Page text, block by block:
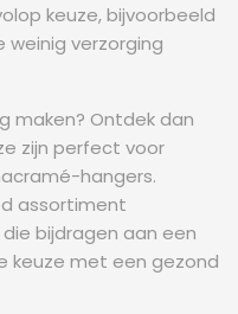
keuze, bijvoorbeeld
weinig verzorging
maken? Ontdek dan
zijn perfect voor
hangers.
assortiment
die bijdragen aan een
keuze met een gezond